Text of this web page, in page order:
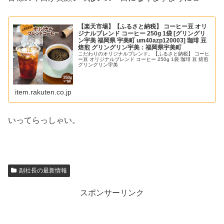
【楽天市場】【ふるさと納税】 コーヒー豆 オリ
ジナルブレンド コーヒー 250g 1袋 [グリングリ
ン宇美 福岡県 宇美町 um40azp120003] 珈琲 豆
焙煎 グリングリン宇美：福岡県宇美町
こだわりのオリジナルブレンド。【ふるさと納税】 コーヒ
ー豆 オリジナルブレンド コーヒー 250g 1袋 珈琲 豆 焙煎
グリングリン宇美
item.rakuten.co.jp
いってらっしゃい。
副社長の最新情報
スポンサーリンク